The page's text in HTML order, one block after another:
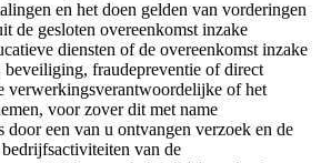
en het doen gelden van vorderingen
de gesloten overeenkomst inzake
diensten of de overeenkomst inzake
beveiliging, fraudepreventie of direct
verwerkingsverantwoordelijke of het
voor zover dit met name
door een van u ontvangen verzoek en de
van de